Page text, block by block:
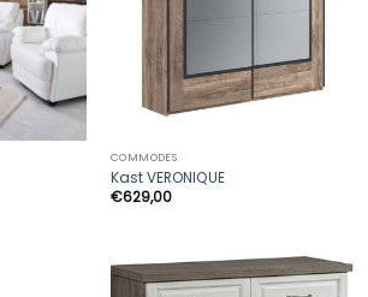
COMMODES
Kast VERONIQUE
€629,00